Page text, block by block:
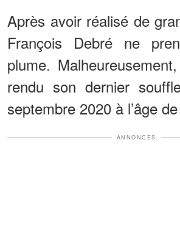
Après avoir réalisé de
François Debré ne
plume.
rendu son dernier
septembre 2020 à l’âge
ANNONCES